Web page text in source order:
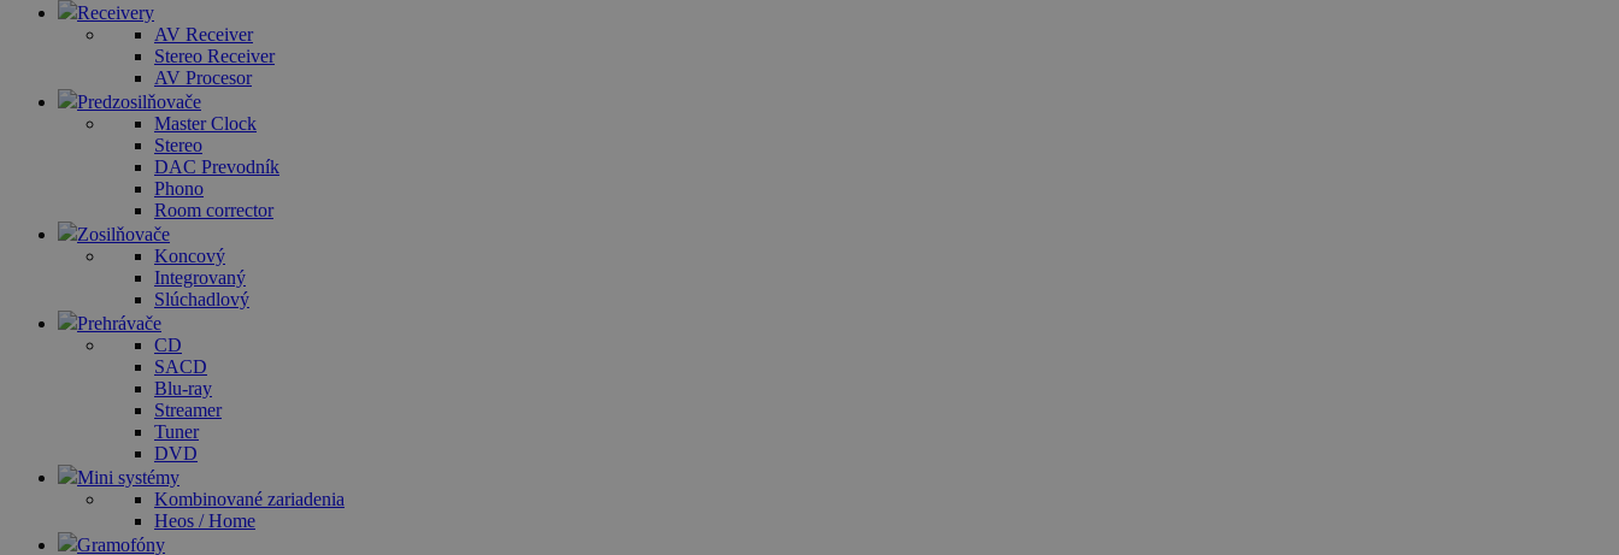
Receivery
AV Receiver
Stereo Receiver
AV Procesor
Predzosilňovače
Master Clock
Stereo
DAC Prevodník
Phono
Room corrector
Zosilňovače
Koncový
Integrovaný
Slúchadlový
Prehrávače
CD
SACD
Blu-ray
Streamer
Tuner
DVD
Mini systémy
Kombinované zariadenia
Heos / Home
Gramofóny